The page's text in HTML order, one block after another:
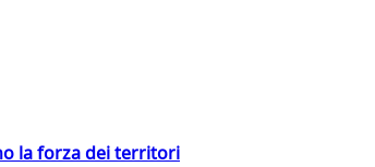
la forza dei territori